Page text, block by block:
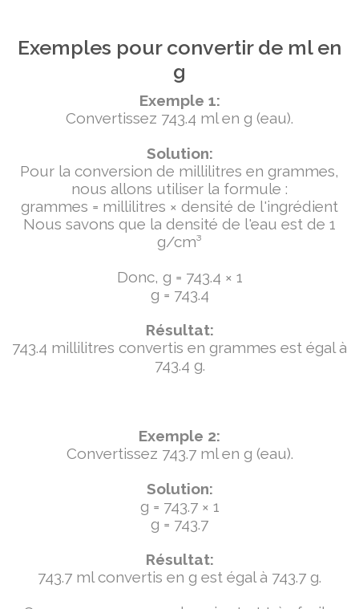
Exemples pour convertir de ml en
g
Exemple 1:
Convertissez 743.4 ml en g (eau).
Solution:
Pour la conversion de millilitres en grammes,
nous allons utiliser la formule :
grammes = millilitres × densité de l'ingrédient
Nous savons que la densité de l'eau est de 1
g/cm³
Donc, g = 743.4 × 1
g = 743.4
Résultat:
743.4 millilitres convertis en grammes est égal à
743.4 g.
Exemple 2:
Convertissez 743.7 ml en g (eau).
Solution:
g = 743.7 × 1
g = 743.7
Résultat:
743.7 ml convertis en g est égal à 743.7 g.